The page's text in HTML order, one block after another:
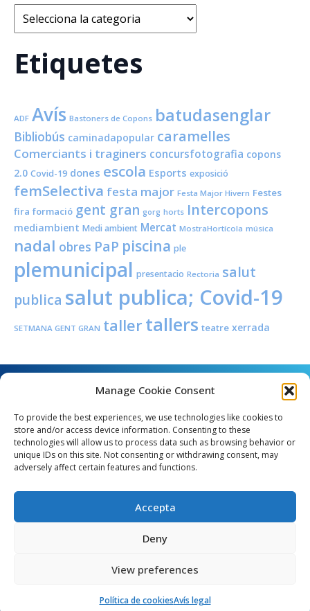
Manage Cookie Consent
To provide the best experiences, we use technologies like cookies to
store and/or access device information. Consenting to these
technologies will allow us to process data such as browsing behavior or
unique IDs on this site. Not consenting or withdrawing consent, may
adversely affect certain features and functions.
Accepta
Deny
View preferences
Política de cookiesAvís legal
Categories
Etiquetes
ADF Avís Bastoners de Copons batudasenglar
Bibliobús caminadapopular caramelles
Comerciants i traginers concursfotografia copons
2.0 Covid-19 dones escola Esports exposició
femSelectiva festa major Festa Major Hivern Festes
fira formació gent gran gorg horts Intercopons
mediambient Medi ambient Mercat MostraHortícola música
nadal obres PaP piscina ple
plemunicipal presentacio Rectoria salut
publica salut publica; Covid-19
SETMANA GENT GRAN taller tallers teatre xerrada
Angel Guimerà, 8 - 08289 Copons
e_mail: copons@copons.cat
Crèdits Política de cookies (EU)